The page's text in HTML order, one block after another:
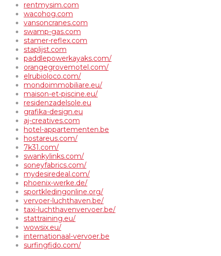
rentmysim.com
wacohog.com
vansoncranes.com
swamp-gas.com
stamer-reflex.com
staplijst.com
paddlepowerkayaks.com/
orangegrovemotel.com/
elrubioloco.com/
mondoimmobiliare.eu/
maison-et-piscine.eu/
residenzadelsole.eu
grafika-design.eu
aj-creatives.com
hotel-appartementen.be
hostareus.com/
7k31.com/
swankylinks.com/
soneyfabrics.com/
mydesiredeal.com/
phoenix-werke.de/
sportkledingonline.org/
vervoer-luchthaven.be/
taxi-luchthavenvervoer.be/
stattraining.eu/
wowsix.eu/
internationaal-vervoer.be
surfingfido.com/